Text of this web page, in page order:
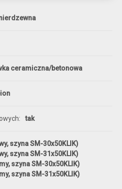
ceramiczna/betonowa
tak
szyna SM-30x50KLIK)
szyna SM-31x50KLIK)
szyna SM-30x50KLIK)
szyna SM-31x50KLIK)